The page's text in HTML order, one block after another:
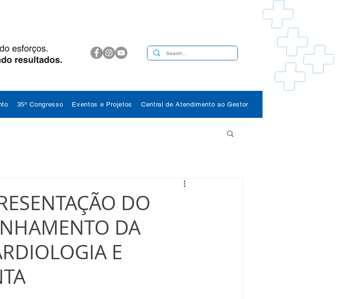
35º Congresso Eventos e Projetos Central de Atendimento ao Gestor
DO
DA
E